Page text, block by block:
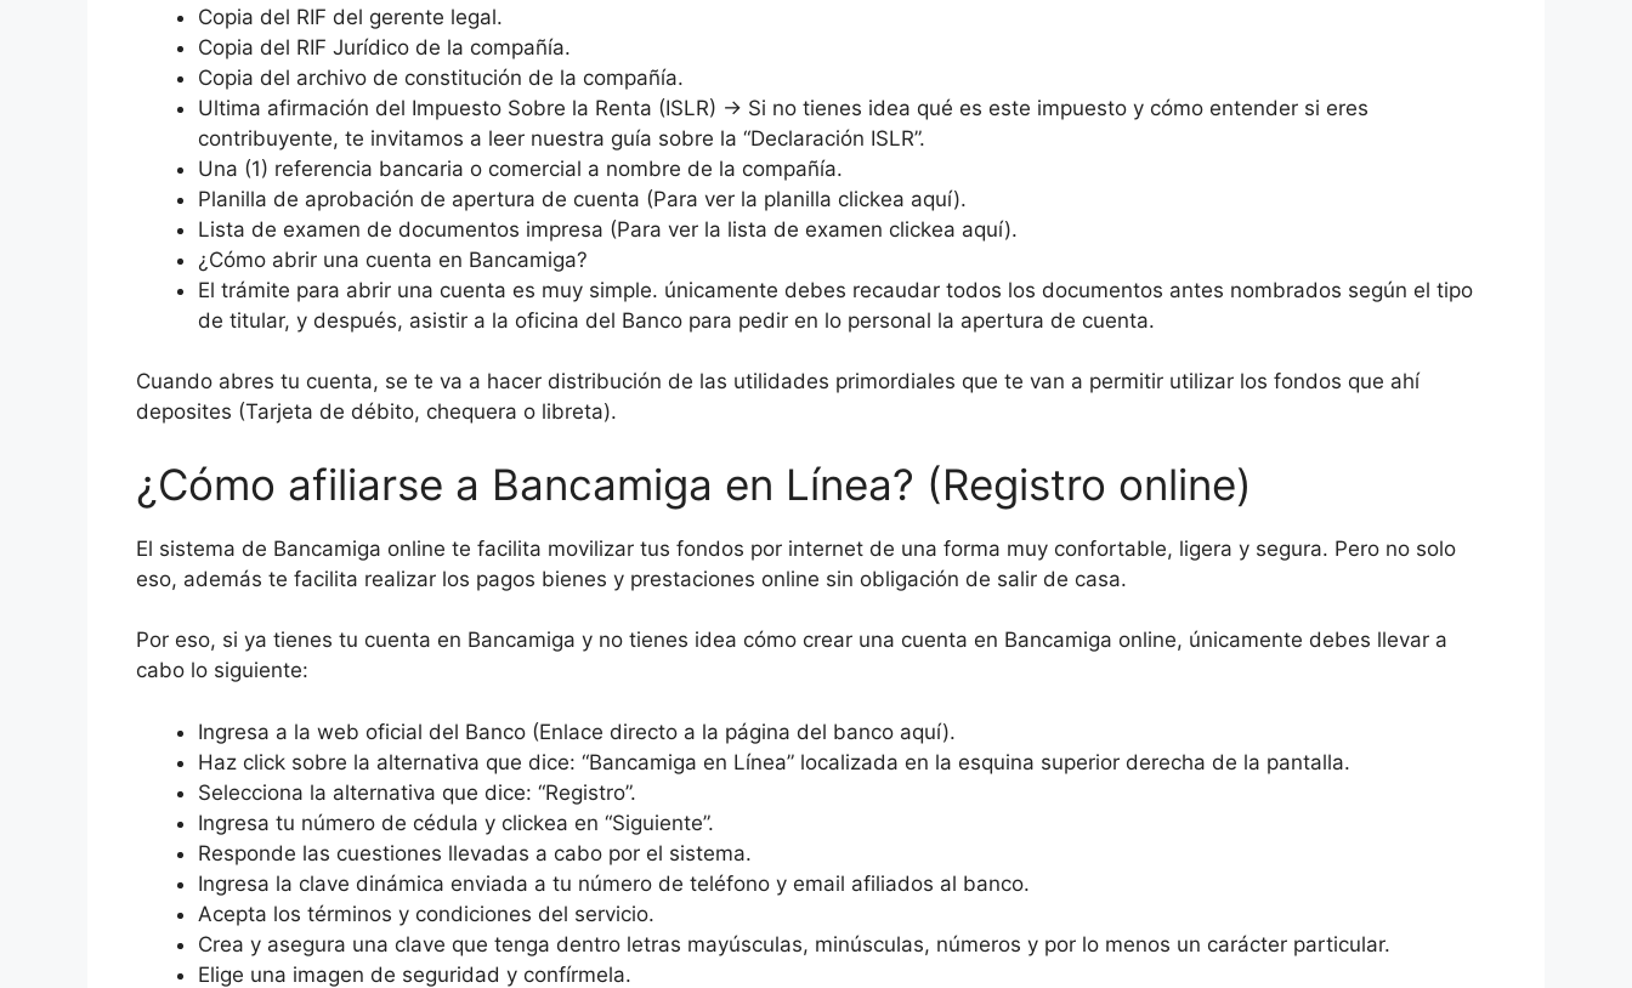
Copia del RIF del gerente legal.
Copia del RIF Jurídico de la compañía.
Copia del archivo de constitución de la compañía.
Ultima afirmación del Impuesto Sobre la Renta (ISLR) → Si no tienes idea qué es este impuesto y cómo entender si eres
contribuyente, te invitamos a leer nuestra guía sobre la “Declaración ISLR”.
Una (1) referencia bancaria o comercial a nombre de la compañía.
Planilla de aprobación de apertura de cuenta (Para ver la planilla clickea aquí).
Lista de examen de documentos impresa (Para ver la lista de examen clickea aquí).
¿Cómo abrir una cuenta en Bancamiga?
El trámite para abrir una cuenta es muy simple. únicamente debes recaudar todos los documentos antes nombrados según el tipo
de titular, y después, asistir a la oficina del Banco para pedir en lo personal la apertura de cuenta.
Cuando abres tu cuenta, se te va a hacer distribución de las utilidades primordiales que te van a permitir utilizar los fondos que ahí
deposites (Tarjeta de débito, chequera o libreta).
¿Cómo afiliarse a Bancamiga en Línea? (Registro online)
El sistema de Bancamiga online te facilita movilizar tus fondos por internet de una forma muy confortable, ligera y segura. Pero no solo
eso, además te facilita realizar los pagos bienes y prestaciones online sin obligación de salir de casa.
Por eso, si ya tienes tu cuenta en Bancamiga y no tienes idea cómo crear una cuenta en Bancamiga online, únicamente debes llevar a
cabo lo siguiente:
Ingresa a la web oficial del Banco (Enlace directo a la página del banco aquí).
Haz click sobre la alternativa que dice: “Bancamiga en Línea” localizada en la esquina superior derecha de la pantalla.
Selecciona la alternativa que dice: “Registro”.
Ingresa tu número de cédula y clickea en “Siguiente”.
Responde las cuestiones llevadas a cabo por el sistema.
Ingresa la clave dinámica enviada a tu número de teléfono y email afiliados al banco.
Acepta los términos y condiciones del servicio.
Crea y asegura una clave que tenga dentro letras mayúsculas, minúsculas, números y por lo menos un carácter particular.
Elige una imagen de seguridad y confírmela.